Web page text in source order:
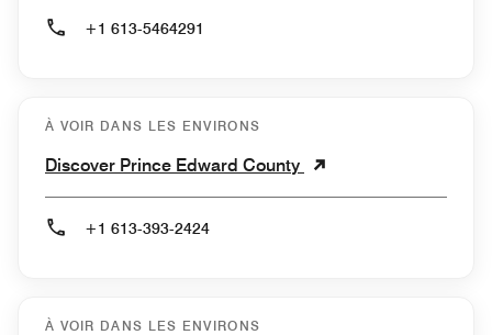
+1 613-5464291
À VOIR DANS LES ENVIRONS
Discover Prince Edward County
+1 613-393-2424
À VOIR DANS LES ENVIRONS